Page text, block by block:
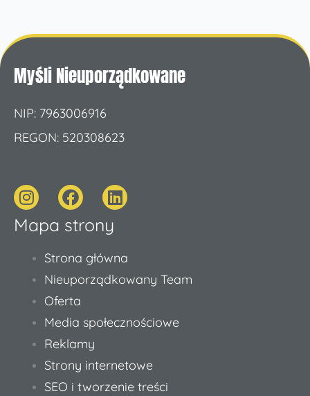
Myśli Nieuporządkowane
NIP: 7963006916
REGON: 520308623
I
n
s
a
g
a
m
F
a
c
b
o
o
k
L
i
e
d
Mapa strony
Strona główna
Nieuporządkowany Team
Oferta
Media społecznościowe
Reklamy
Strony internetowe
SEO i tworzenie treści